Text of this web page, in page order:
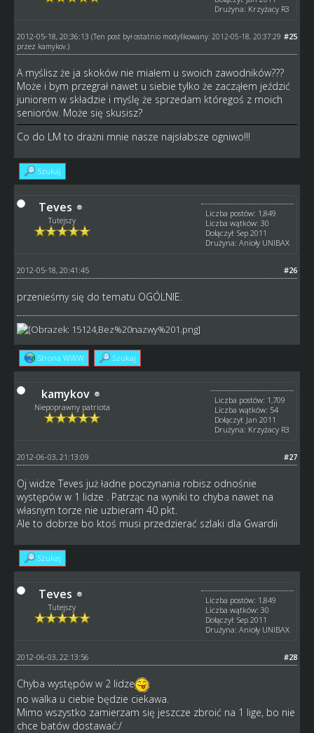
Drużyna: Krzyżacy R3
#25
2012-05-18, 20:36:13 (Ten post był ostatnio modyfikowany: 2012-05-18, 20:37:29
przez kamykov.)
A myślisz że ja skoków nie miałem u swoich zawodników???
Może i bym przegrał nawet u siebie tylko że zacząłem jeździć
juniorem w składzie i myślę że sprzedam któregoś z moich
seniorów. Może się skusisz?
Co do LM to drażni mnie nasze najsłabsze ogniwo!!!
Szukaj
Teves
Tutejszy
Liczba postów: 1,849
Liczba wątków: 30
Dołączył: Sep 2011
Drużyna: Anioły UNIBAX
#26
2012-05-18, 20:41:45
przenieśmy się do tematu OGÓLNIE.
Strona WWW Szukaj
kamykov
Niepoprawny patriota
Liczba postów: 1,709
Liczba wątków: 54
Dołączył: Jan 2011
Drużyna: Krzyżacy R3
#27
2012-06-03, 21:13:09
Oj widze Teves już ładne poczynania robisz odnośnie
występów w 1 lidze . Patrząc na wyniki to chyba nawet na
własnym torze nie uzbieram 40 pkt.
Ale to dobrze bo ktoś musi przedzierać szlaki dla Gwardii
Szukaj
Teves
Tutejszy
Liczba postów: 1,849
Liczba wątków: 30
Dołączył: Sep 2011
Drużyna: Anioły UNIBAX
#28
2012-06-03, 22:13:56
Chyba występów w 2 lidze
no walka u ciebie będzie ciekawa.
Mimo wszystko zamierzam się jeszcze zbroić na 1 lige, bo nie
chce batów dostawać:/